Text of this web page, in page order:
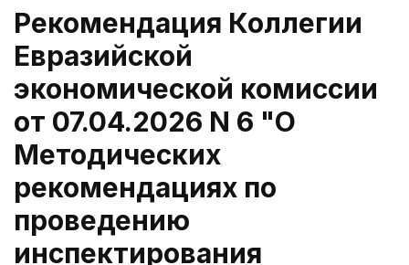
Рекомендация Коллегии
Евразийской
экономической комиссии
от 07.04.2026 N 6 "О
Методических
рекомендациях по
проведению
инспектирования